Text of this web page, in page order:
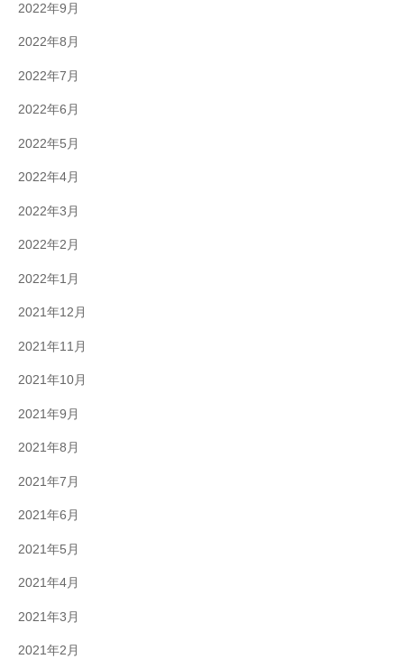
2022年9月
2022年8月
2022年7月
2022年6月
2022年5月
2022年4月
2022年3月
2022年2月
2022年1月
2021年12月
2021年11月
2021年10月
2021年9月
2021年8月
2021年7月
2021年6月
2021年5月
2021年4月
2021年3月
2021年2月